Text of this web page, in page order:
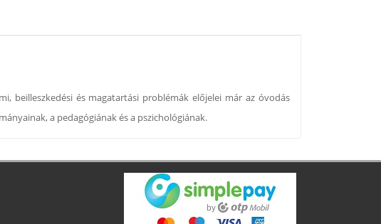
beilleszkedési és magatartási problémák előjelei már az óvodás
a pedagógiának és a pszichológiának.